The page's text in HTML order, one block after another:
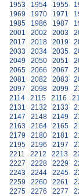
1953
1954 1955
1969
1970 1971
1985
1986 1987
2001
2002 2003
2017
2018 2019
2033
2034 2035
2049
2050 2051
2065
2066 2067
2081
2082 2083
2097
2098 2099
2114
2115 2116
2131
2132 2133
2147
2148 2149
2163
2164 2165
2179
2180 2181
2195
2196 2197
2211
2212 2213
2227
2228 2229
2243
2244 2245
2259
2260 2261
2275
2276 2277